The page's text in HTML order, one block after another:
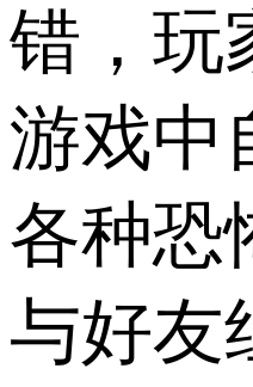
错，玩
游戏中
各种恐
与好友